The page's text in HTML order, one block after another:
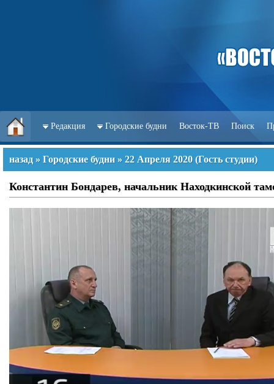
Редакция Городские будни Восток-ТВ Поиск
назад » Городские будни » 22 Апреля 2020 (Гость студии)
Константин Бондарев, начальник Находкинской